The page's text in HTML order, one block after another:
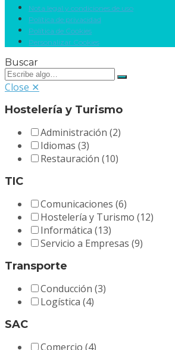
Nota legal y condiciones de uso
Política de privacidad
Política de Cookies
Personalizar Cookies
Buscar
Close ✕
Hostelería y Turismo
Administración (2)
Idiomas (3)
Restauración (10)
TIC
Comunicaciones (6)
Hostelería y Turismo (12)
Informática (13)
Servicio a Empresas (9)
Transporte
Conducción (3)
Logística (4)
SAC
Comercio (4)